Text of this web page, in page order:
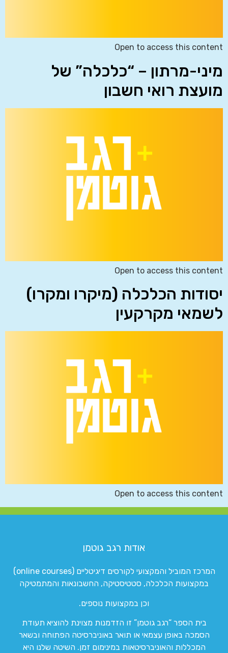
Open to access this content
מיני-מרתון – “כלכלה” של
מועצת רואי חשבון
Open to access this content
יסודות הכלכלה (מיקרו ומקרו)
לשמאי מקרקעין
Open to access this content
אודות רגב גוטמן
המרכז המוביל והמקצועי לקורסים דיגיטליים (online courses)
במקצועות הכלכלה, סטטיסטיקה, החשבונאות והמתמטיקה
וכן במקצועות נוספים.
בית הספר “רגב גוטמן” זו הזדמנות מצוינת להוציא תעודת
הסמכה באופן עצמאי או תואר באוניברסיטה הפתוחה ובשאר
המכללות והאוניברסיטאות במינימום זמן. השיטה שלנו היא